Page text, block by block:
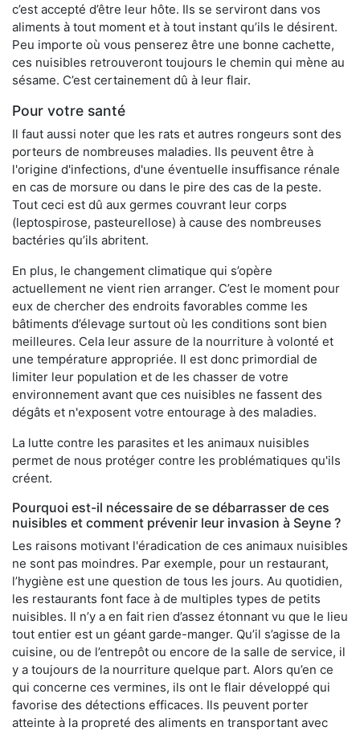
c’est accepté d’être leur hôte. Ils se serviront dans vos
aliments à tout moment et à tout instant qu’ils le désirent.
Peu importe où vous penserez être une bonne cachette,
ces nuisibles retrouveront toujours le chemin qui mène au
sésame. C’est certainement dû à leur flair.
Pour votre santé
Il faut aussi noter que les rats et autres rongeurs sont des
porteurs de nombreuses maladies. Ils peuvent être à
l'origine d'infections, d'une éventuelle insuffisance rénale
en cas de morsure ou dans le pire des cas de la peste.
Tout ceci est dû aux germes couvrant leur corps
(leptospirose, pasteurellose) à cause des nombreuses
bactéries qu’ils abritent.
En plus, le changement climatique qui s’opère
actuellement ne vient rien arranger. C’est le moment pour
eux de chercher des endroits favorables comme les
bâtiments d’élevage surtout où les conditions sont bien
meilleures. Cela leur assure de la nourriture à volonté et
une température appropriée. Il est donc primordial de
limiter leur population et de les chasser de votre
environnement avant que ces nuisibles ne fassent des
dégâts et n'exposent votre entourage à des maladies.
La lutte contre les parasites et les animaux nuisibles
permet de nous protéger contre les problématiques qu'ils
créent.
Pourquoi est-il nécessaire de se débarrasser de ces
nuisibles et comment prévenir leur invasion à Seyne ?
Les raisons motivant l'éradication de ces animaux nuisibles
ne sont pas moindres. Par exemple, pour un restaurant,
l’hygiène est une question de tous les jours. Au quotidien,
les restaurants font face à de multiples types de petits
nuisibles. Il n’y a en fait rien d’assez étonnant vu que le lieu
tout entier est un géant garde-manger. Qu’il s’agisse de la
cuisine, ou de l’entrepôt ou encore de la salle de service, il
y a toujours de la nourriture quelque part. Alors qu’en ce
qui concerne ces vermines, ils ont le flair développé qui
favorise des détections efficaces. Ils peuvent porter
atteinte à la propreté des aliments en transportant avec